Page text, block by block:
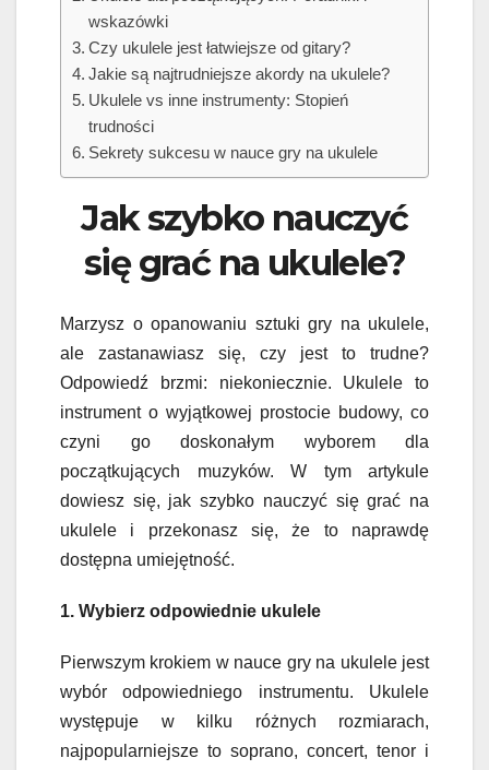
wskazówki
Czy ukulele jest łatwiejsze od gitary?
Jakie są najtrudniejsze akordy na ukulele?
Ukulele vs inne instrumenty: Stopień
trudności
Sekrety sukcesu w nauce gry na ukulele
Jak szybko nauczyć
się grać na ukulele?
Marzysz o opanowaniu sztuki gry na ukulele,
ale zastanawiasz się, czy jest to trudne?
Odpowiedź brzmi: niekoniecznie. Ukulele to
instrument o wyjątkowej prostocie budowy, co
czyni go doskonałym wyborem dla
początkujących muzyków. W tym artykule
dowiesz się, jak szybko nauczyć się grać na
ukulele i przekonasz się, że to naprawdę
dostępna umiejętność.
1. Wybierz odpowiednie ukulele
Pierwszym krokiem w nauce gry na ukulele jest
wybór odpowiedniego instrumentu. Ukulele
występuje w kilku różnych rozmiarach,
najpopularniejsze to soprano, concert, tenor i